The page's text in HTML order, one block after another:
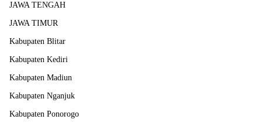
JAWA TENGAH
JAWA TIMUR
Kabupaten Blitar
Kabupaten Kediri
Kabupaten Madiun
Kabupaten Nganjuk
Kabupaten Ponorogo